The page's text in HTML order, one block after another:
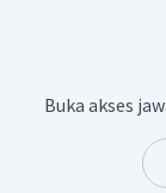
Buka akses